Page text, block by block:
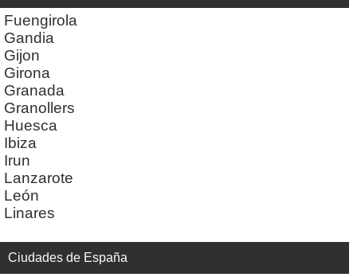
Fuengirola
Gandia
Gijon
Girona
Granada
Granollers
Huesca
Ibiza
Irun
Lanzarote
León
Linares
Ciudades de España